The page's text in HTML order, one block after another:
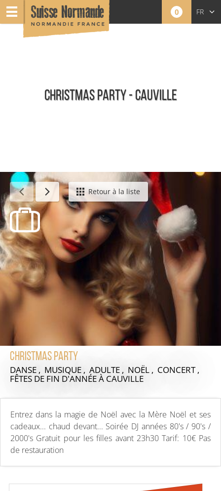
0 FR
CHRISTMAS PARTY - CAUVILLE
Événements Retour à la liste
Christmas Party
DANSE , MUSIQUE , ADULTE , NOËL , CONCERT ,
FÊTES DE FIN D'ANNÉEÀ CAUVILLE
Entrez dans la magie de Noël avec la Mère Noël et ses
cadeaux... chaud devant... Soirée DJ années 80's / 90's /
2000's Gratuit pour les filles avant 23h30 Tarif: 10€ Pas
de restauration